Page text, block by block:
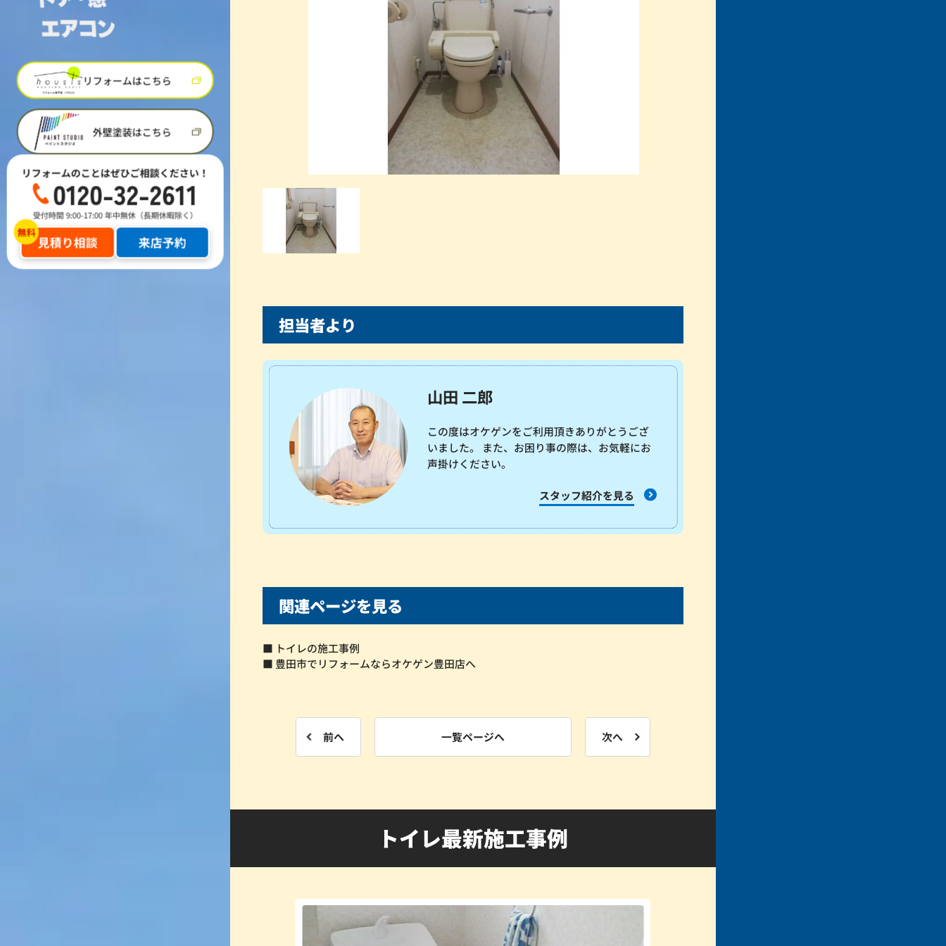
リフォームはこちら
外壁塗装はこちら
リフォームのことはぜひご相談ください！
0120-32-2611
受付時間 9:00-17:00 年中無休（長期休暇除く）
見積り相談 来店予約
担当者より
山田 二郎
この度はオケゲンをご利用頂きありがとうござ
いました。 また、お困り事の際は、お気軽にお
声掛けください。
スタッフ紹介を見る
関連ページを見る
■ トイレの施工事例
■ 豊田市でリフォームならオケゲン豊田店へ
前へ 一覧ページへ 次へ
トイレ最新施工事例